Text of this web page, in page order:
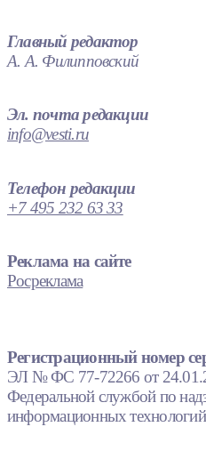
Главный редактор
А. А. Филипповский
Эл. почта редакции
info@vesti.ru
Телефон редакции
+7 495 232 63 33
Реклама на сайте
Росреклама
Регистрационный номер
ЭЛ № ФС 77-72266 от
Федеральной службой по
информационных